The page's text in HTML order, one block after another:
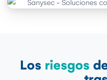
Los riesgos